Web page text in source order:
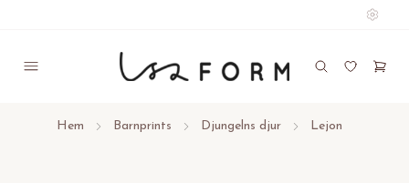
Hem Barnprints Djungelns djur Lejon